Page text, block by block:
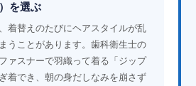
を選ぶ
着替えのたびにヘアスタイルが乱
うことがあります。歯科衛生士の
ァスナーで羽織って着る「ジップ
着でき、朝の身だしなみを崩さず